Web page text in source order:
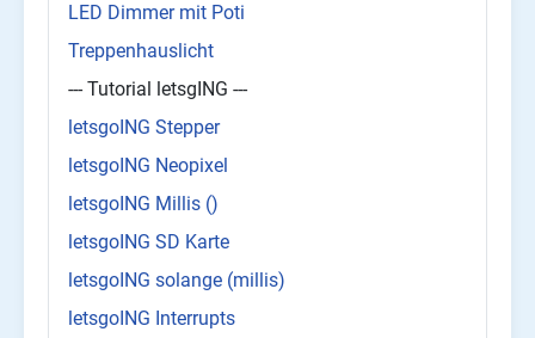
LED Dimmer mit Poti
Treppenhauslicht
--- Tutorial letsgING ---
letsgoING Stepper
letsgoING Neopixel
letsgoING Millis ()
letsgoING SD Karte
letsgoING solange (millis)
letsgoING Interrupts